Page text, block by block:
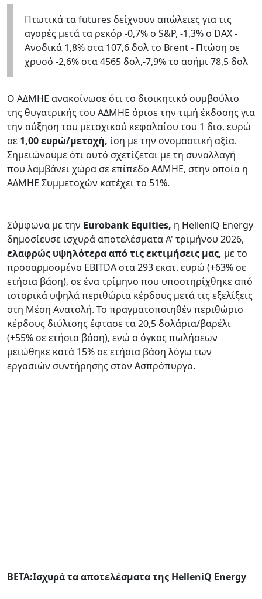
Πτωτικά τα futures δείχνουν απώλειες για τις
αγορές μετά τα ρεκόρ -0,7% ο S&P, -1,3% ο DAX -
Ανοδικά 1,8% στα 107,6 δολ το Brent - Πτώση σε
χρυσό -2,6% στα 4565 δολ,-7,9% το ασήμι 78,5 δολ
Ο ΑΔΜΗΕ ανακοίνωσε ότι το διοικητικό συμβούλιο
της θυγατρικής του ΑΔΜΗΕ όρισε την τιμή έκδοσης για
την αύξηση του μετοχικού κεφαλαίου του 1 δισ. ευρώ
σε 1,00 ευρώ/μετοχή, ίση με την ονομαστική αξία.
Σημειώνουμε ότι αυτό σχετίζεται με τη συναλλαγή
που λαμβάνει χώρα σε επίπεδο ΑΔΜΗΕ, στην οποία η
ΑΔΜΗΕ Συμμετοχών κατέχει το 51%.
Σύμφωνα με την Eurobank Equities, η HelleniQ Energy
δημοσίευσε ισχυρά αποτελέσματα Α' τριμήνου 2026,
ελαφρώς υψηλότερα από τις εκτιμήσεις μας, με το
προσαρμοσμένο EBITDA στα 293 εκατ. ευρώ (+63% σε
ετήσια βάση), σε ένα τρίμηνο που υποστηρίχθηκε από
ιστορικά υψηλά περιθώρια κέρδους μετά τις εξελίξεις
στη Μέση Ανατολή. Το πραγματοποιηθέν περιθώριο
κέρδους διύλισης έφτασε τα 20,5 δολάρια/βαρέλι
(+55% σε ετήσια βάση), ενώ ο όγκος πωλήσεων
μειώθηκε κατά 15% σε ετήσια βάση λόγω των
εργασιών συντήρησης στον Ασπρόπυργο.
ΒΕΤΑ:Iσχυρά τα αποτελέσματα της HelleniQ Energy